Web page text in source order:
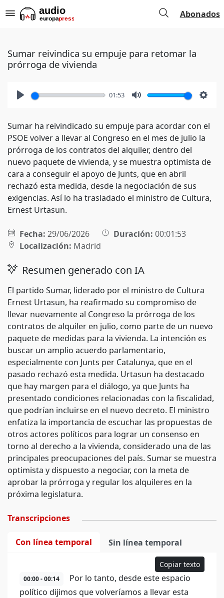
Abonados
Sumar reivindica su empuje para retomar la
prórroga de vivienda
01:53
Sumar ha reivindicado su empuje para acordar con el
PSOE volver a llevar al Congreso en el mes de julio la
prórroga de los contratos del alquiler, dentro del
nuevo paquete de vivienda, y se muestra optimista de
cara a conseguir el apoyo de Junts, que en abril
rechazó esta medida, desde la negociación de sus
exigencias. Así lo ha trasladado el ministro de Cultura,
Ernest Urtasun.
Fecha: 29/06/2026 Duración: 00:01:53
Localización: Madrid
Resumen generado con IA
El partido Sumar, liderado por el ministro de Cultura
Ernest Urtasun, ha reafirmado su compromiso de
llevar nuevamente al Congreso la prórroga de los
contratos de alquiler en julio, como parte de un nuevo
paquete de medidas para la vivienda. La intención es
buscar un amplio acuerdo parlamentario,
especialmente con Junts per Catalunya, que en el
pasado rechazó esta medida. Urtasun ha destacado
que hay margen para el diálogo, ya que Junts ha
presentado condiciones relacionadas con la fiscalidad,
que podrían incluirse en el nuevo decreto. El ministro
enfatiza la importancia de escuchar las propuestas de
otros actores políticos para lograr un consenso en
torno al derecho a la vivienda, considerado una de las
principales preocupaciones del país. Sumar se muestra
optimista y dispuesto a negociar, con la meta de
aprobar la prórroga y regular los alquileres en la
próxima legislatura.
Transcripciones
Con línea temporal Sin línea temporal
Copiar texto
00:00 - 00:14
Por lo tanto, desde este espacio
político dijimos que volveríamos a llevar esta